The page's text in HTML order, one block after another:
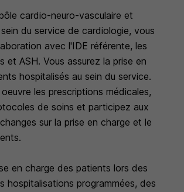
cardio-neuro-vasculaire et
du service de cardiologie, vous
avec l'IDE référente, les
et ASH. Vous assurez la prise en
hospitalisés au sein du service.
les prescriptions médicales,
de soins et participez aux
sur la prise en charge et le
en charge des patients lors des
hospitalisations programmées, des